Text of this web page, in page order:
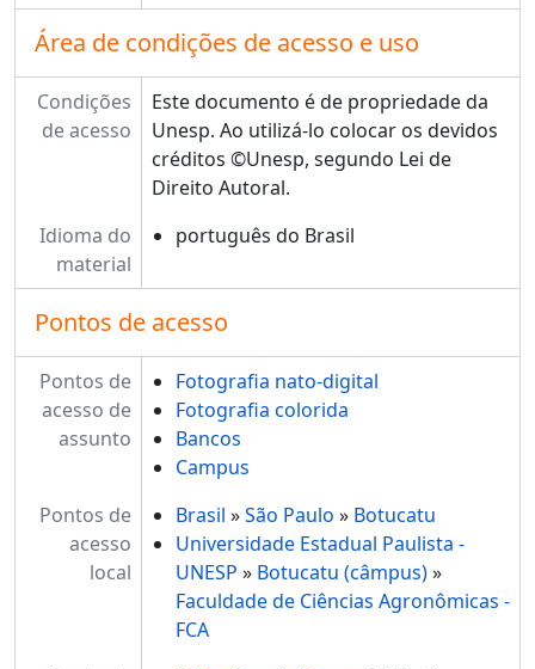
Área de condições de acesso e uso
Condições
de acesso
Este documento é de propriedade da
Unesp. Ao utilizá-lo colocar os devidos
créditos ©Unesp, segundo Lei de
Direito Autoral.
Idioma do
material
português do Brasil
Pontos de acesso
Pontos de
acesso de
assunto
Fotografia nato-digital
Fotografia colorida
Bancos
Campus
Pontos de
acesso
local
Brasil »São Paulo » Botucatu
Universidade Estadual Paulista -
UNESP » Botucatu (câmpus)»
Faculdade de Ciências Agronômicas -
FCA